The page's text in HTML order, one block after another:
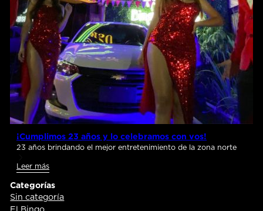
¡Cumplimos 23 años y lo celebramos con vos!
23 años brindando el mejor entretenimiento de la zona norte
Leer más
Categorías
Sin categoría